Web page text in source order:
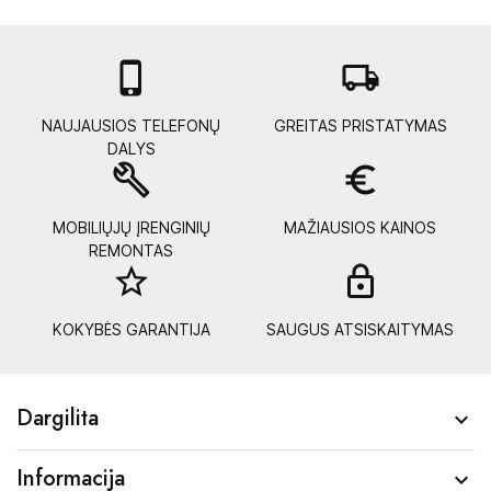

NAUJAUSIOS TELEFONŲ
DALYS
local_shipping
GREITAS PRISTATYMAS
build
MOBILIŲJŲ ĮRENGINIŲ
REMONTAS
euro_symbol
MAŽIAUSIOS KAINOS
star_border
KOKYBĖS GARANTIJA SAUGUS ATSISKAITYMAS
Dargilita 
Informacija 